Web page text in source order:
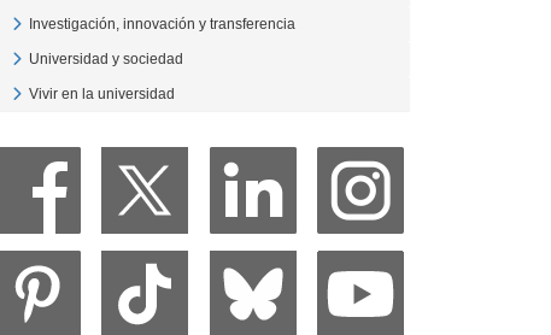
Investigación, innovación y transferencia
Universidad y sociedad
Vivir en la universidad